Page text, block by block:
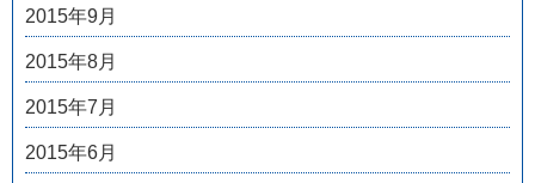
2015年9月
2015年8月
2015年7月
2015年6月